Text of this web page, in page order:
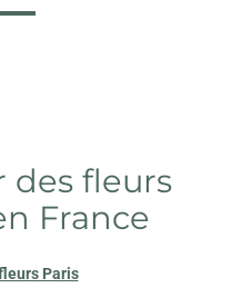
des fleurs
France
Paris